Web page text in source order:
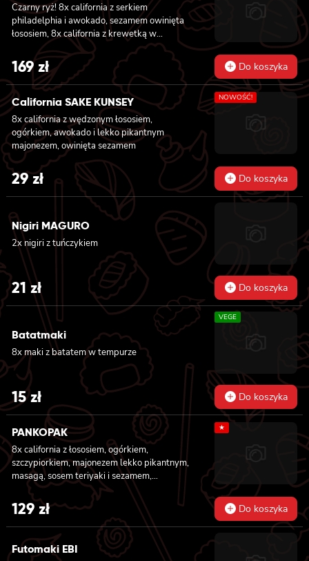
Czarny ryż! 8x california z serkiem
philadelphia i awokado, sezamem owinięta
łososiem, 8x california z krewetką w
tempurze, ogórkiem i majonezem lekko
pikantnym, masago i sezamem owinięta
łososiem, 12x futomaki z łososiem
pieczonym, serkiem philadelphia, sosem
teriyaki, sezamem, awokado, ogórkiem i
kanpyo 8x california z łososiem i awokado,
serkiem philadelphia, masago, sezam, 8x
hosomaki z łososiem
169zł Do koszyka
California SAKE KUNSEY
8x california z wędzonym łososiem,
ogórkiem, awokado i lekko pikantnym
majonezem, owinięta sezamem
NOWOŚĆ!
29zł Do koszyka
Nigiri MAGURO
2x nigiri z tuńczykiem
21zł Do koszyka
Batatmaki
8x maki z batatem w tempurze
VEGE
15zł Do koszyka
PANKOPAK
8x california z łososiem, ogórkiem,
szczypiorkiem, majonezem lekko pikantnym,
masagą, sosem teriyaki i sezamem,
panierowane w chrupiącej panko, 8x
california z węgorzem , krewetką, imbirem,
majonezem lekko pikantnym, sosem teriyaki i
sezamem, panierowane w chrupiącej panko,
8x california z serkiem philadelphia,
węgorzem, ogórkiem, sosem teriyaki i
★
129 zł Do koszyka
Futomaki EBI